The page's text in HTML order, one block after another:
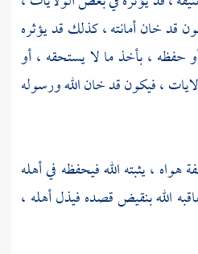
قد خان أمانته ، كذلك قد يؤثره
حفظه ، بأخذ ما لا يستحقه ، أو
، فيكون قد خان الله ورسوله
هواه ، يثبته الله فيحفظه في أهله
الله بنقيض قصده فيذل أهله ،